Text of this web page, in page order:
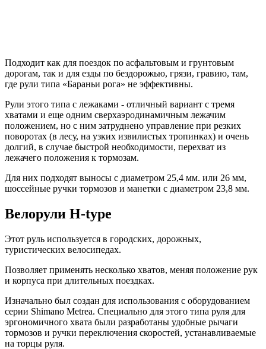
Подходит как для поездок по асфальтовым и грунтовым
дорогам, так и для езды по бездорожью, грязи, гравию, там,
где рули типа «Бараньи рога» не эффективны.
Рули этого типа с лежаками - отличный вариант с тремя
хватами и еще одним сверхаэродинамичным лежачим
положением, но с ним затруднено управление при резких
поворотах (в лесу, на узких извилистых тропинках) и очень
долгий, в случае быстрой необходимости, перехват из
лежачего положения к тормозам.
Для них подходят выносы с диаметром 25,4 мм. или 26 мм,
шоссейные ручки тормозов и манетки с диаметром 23,8 мм.
Велорули H-type
Этот руль используется в городских, дорожных,
туристических велосипедах.
Позволяет применять несколько хватов, меняя положение рук
и корпуса при длительных поездках.
Изначально был создан для использования с оборудованием
серии Shimano Metrea. Специально для этого типа руля для
эргономичного хвата были разработаны удобные рычаги
тормозов и ручки переключения скоростей, устанавливаемые
на торцы руля.